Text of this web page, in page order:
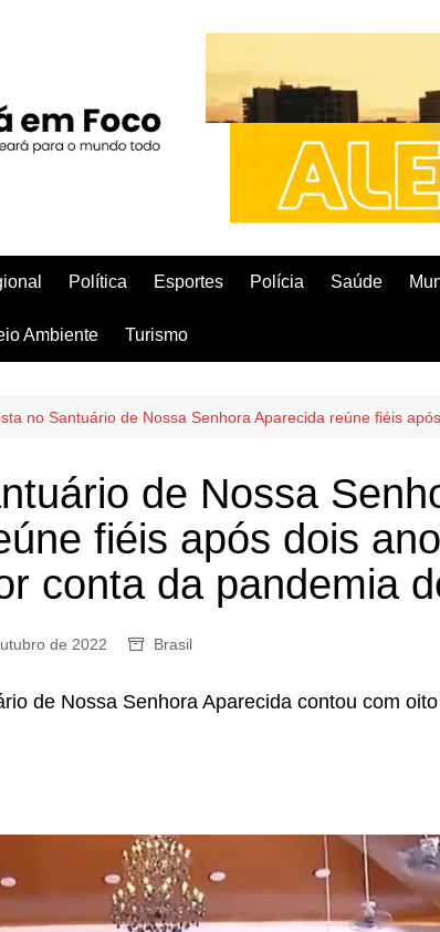
Política Esportes Polícia Saúde
Ambiente Turismo
no Santuário de Nossa Senhora Aparecida reúne fiéis
de Nossa
fiéis após dois
conta da pandemia
de 2022 Brasil
de Nossa Senhora Aparecida contou com